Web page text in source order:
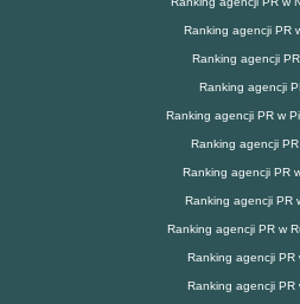
Ranking agencji PR
Ranking agencji
Ranking agencji
Ranking agencji PR w
Ranking agencji PR
Ranking agencji PR
Ranking agencji PR
Ranking agencji PR w
Ranking agencji PR
Ranking agencji PR